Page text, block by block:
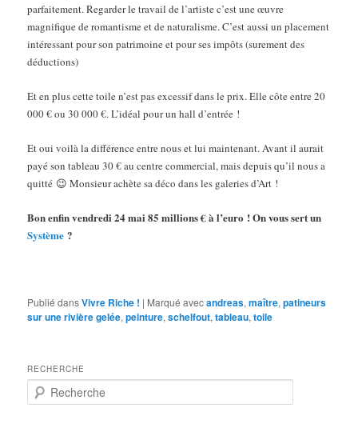
parfaitement. Regarder le travail de l’artiste c’est une œuvre
magnifique de romantisme et de naturalisme. C’est aussi un placement
intéressant pour son patrimoine et pour ses impôts (surement des
déductions)
Et en plus cette toile n’est pas excessif dans le prix. Elle côte entre 20
000 € ou 30 000 €. L’idéal pour un hall d’entrée !
Et oui voilà la différence entre nous et lui maintenant. Avant il aurait
payé son tableau 30 € au centre commercial, mais depuis qu’il nous a
quitté 😉 Monsieur achète sa déco dans les galeries d’Art !
Bon enfin vendredi 24 mai 85 millions € à l’euro ! On vous sert un
Système ?
Publié dansVivre Riche ! | Marqué avecandreas,maître,patineurs
sur une rivière gelée,peinture,schelfout,tableau,toile
RECHERCHE
e